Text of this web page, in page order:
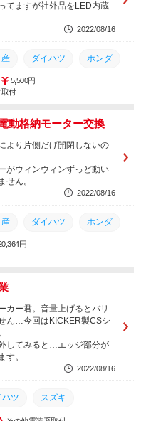
てますが社外品をLED内蔵
2022/08/16
産 ダイハツ ホンダ
メンテナンス
5,500円
取付
動格納モーター交換
より片側だげ開閉しないの
がウィンウィンずっど動い
せん。
2022/08/16
産 ダイハツ ホンダ
安い
円
カー君。音量上げるとバリ
ん…今回はKICKER製CSシ
してみると…エッジ部分が
す。
2022/08/16
ハツ スズキ